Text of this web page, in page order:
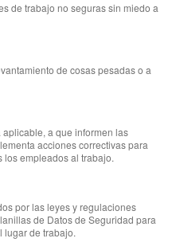
de trabajo no seguras sin miedo a
de cosas pesadas o a
a que informen las
acciones correctivas para
los empleados al trabajo.
por las leyes y regulaciones
de Datos de Seguridad para
lugar de trabajo.